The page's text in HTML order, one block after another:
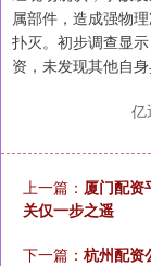
属部件，造成强物
扑灭。初步调查显
资，未发现其他自
亿
上一篇： 厦门配
关仅一步之遥
下一篇： 杭州配资